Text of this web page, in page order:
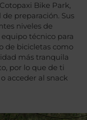
Bike Park,
preparación. Sus
niveles de
técnico para
de bicicletas como
más tranquila
por lo que de ti
acceder al snack